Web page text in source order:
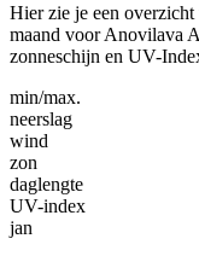
Hier zie je een
maand voor Anovilava
zonneschijn en UV-
min/max.
neerslag
wind
zon
daglengte
UV-index
jan